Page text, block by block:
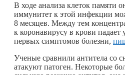
В ходе анализа клеток памяти
иммунитет к этой инфекции
8 месяцев. Между тем
к коронавирусу в крови падает
первых симптомов болезни,
Ученые сравнили антитела со
атакуют патоген. Некоторые